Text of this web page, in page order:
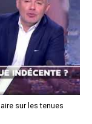
sur les tenues